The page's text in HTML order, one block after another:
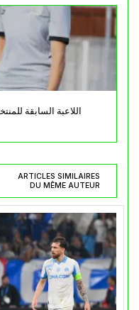
اللاعبة السابقة
ARTICLES SIMILAIRES
DU MÊME AUTEUR